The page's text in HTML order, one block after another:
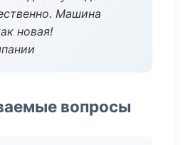
Машина
новая!
вопросы